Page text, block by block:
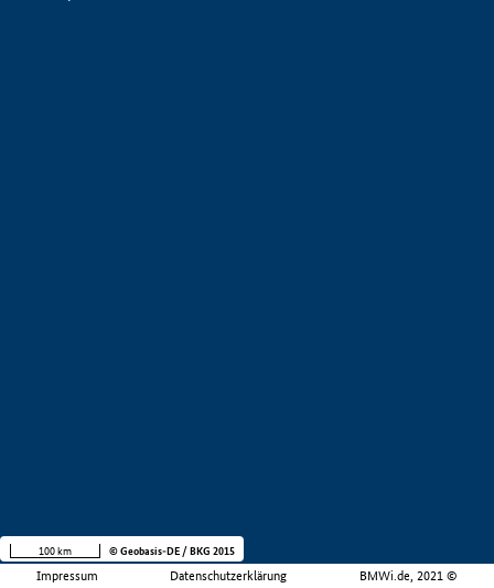
Impressum Datenschutzerklärung BMWi.de, 2021 ©
100 km © Geobasis-DE / BKG 2015